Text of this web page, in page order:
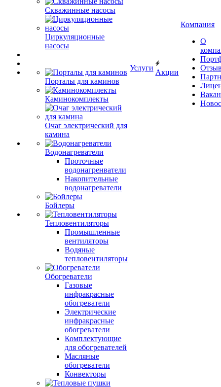
Скважинные насосы
Циркуляционные
насосы
Порталы для каминов
Каминокомплекты
Очаг электрический для
камина
Водонагреватели
Проточные
водонагренватели
Накопительные
водонагреватели
Бойлеры
Тепловентиляторы
Промышленные
вентиляторы
Водяные
тепловентиляторы
Обогреватели
Газовые
инфракрасные
обогреватели
Электрические
инфракрасные
обогреватели
Комплектующие
для обогревателей
Масляные
обогреватели
Конвекторы
Услуги
Акции
Компания
О